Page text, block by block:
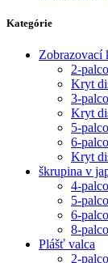
Kategórie
Zobrazovací
2-
Kryt
3-
Kryt
5-
6-
Kryt
škrupina v
4-
5-
6-
8-
Plášť valca
2-